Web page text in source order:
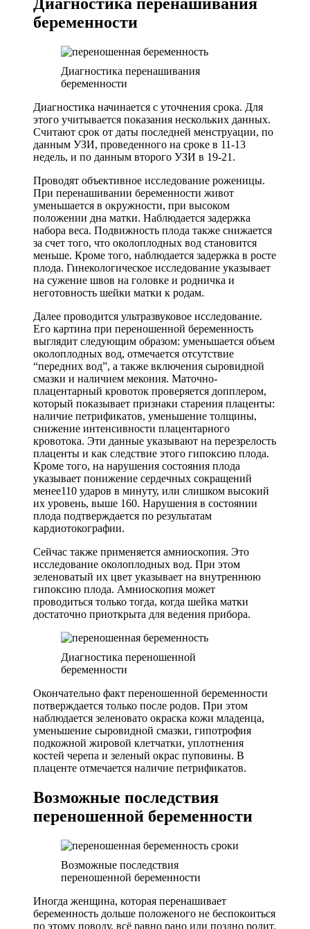
Диагностика перенашивания
беременности
Диагностика перенашивания
беременности
Диагностика начинается с уточнения срока. Для
этого учитывается показания нескольких данных.
Считают срок от даты последней менструации, по
данным УЗИ, проведенного на сроке в 11-13
недель, и по данным второго УЗИ в 19-21.
Проводят объективное исследование роженицы.
При перенашивании беременности живот
уменьшается в окружности, при высоком
положении дна матки. Наблюдается задержка
набора веса. Подвижность плода также снижается
за счет того, что околоплодных вод становится
меньше. Кроме того, наблюдается задержка в росте
плода. Гинекологическое исследование указывает
на сужение швов на головке и родничка и
неготовность шейки матки к родам.
Далее проводится ультразвуковое исследование.
Его картина при переношенной беременность
выглядит следующим образом: уменьшается объем
околоплодных вод, отмечается отсутствие
“передних вод”, а также включения сыровидной
смазки и наличием мекония. Маточно-
плацентарный кровоток проверяется допплером,
который показывает признаки старения плаценты:
наличие петрификатов, уменьшение толщины,
снижение интенсивности плацентарного
кровотока. Эти данные указывают на перезрелость
плаценты и как следствие этого гипоксию плода.
Кроме того, на нарушения состояния плода
указывает понижение сердечных сокращений
менее110 ударов в минуту, или слишком высокий
их уровень, выше 160. Нарушения в состоянии
плода подтверждается по результатам
кардиотокографии.
Сейчас также применяется амниоскопия. Это
исследование околоплодных вод. При этом
зеленоватый их цвет указывает на внутреннюю
гипоксию плода. Амниоскопия может
проводиться только тогда, когда шейка матки
достаточно приоткрыта для ведения прибора.
Диагностика переношенной
беременности
Окончательно факт переношенной беременности
потверждается только после родов. При этом
наблюдается зеленовато окраска кожи младенца,
уменьшение сыровидной смазки, гипотрофия
подкожной жировой клетчатки, уплотнения
костей черепа и зеленый окрас пуповины. В
плаценте отмечается наличие петрификатов.
Возможные последствия
переношенной беременности
Возможные последствия
переношенной беременности
Иногда женщина, которая перенашивает
беременность дольше положеного не беспокоиться
по этому поводу, всё равно рано или поздно родит.